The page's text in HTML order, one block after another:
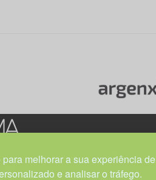
melhorar a sua experiência de
e analisar o tráfego.
Infante D. Henrique, n.º 333H, esc. 37